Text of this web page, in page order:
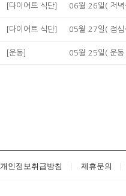
[다이어트 식단] 06월 26일( 저
[다이어트 식단] 05월 27일( 점
[운동] 05월 25일( 운
개인정보취급방침 제휴문의